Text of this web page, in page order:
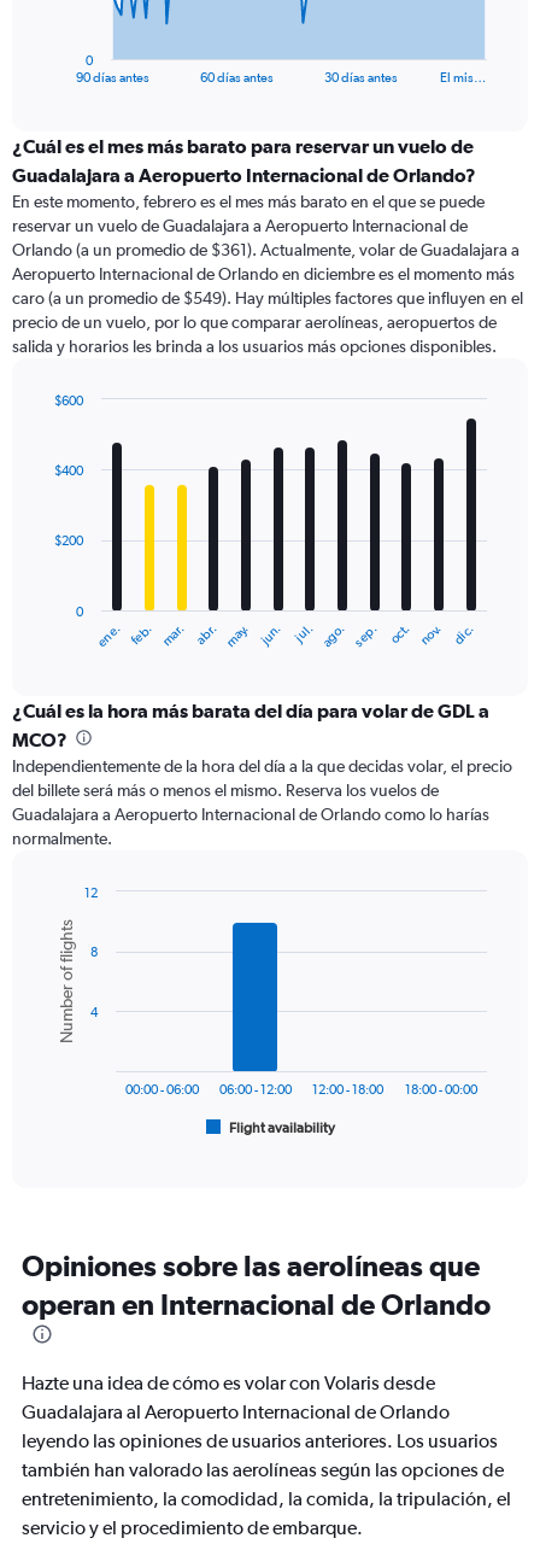
categories.
Range:
categories.
The
chart
has
1
Y
axis
values.
to
90 días antes 60 días antes 30 días antes El mis…
0
¿Cuál es el mes más barato para reservar un vuelo de
Guadalajara a Aeropuerto Internacional de Orlando?
En este momento, febrero es el mes más barato en el que se puede
reservar un vuelo de Guadalajara a Aeropuerto Internacional de
Orlando (a un promedio de $361). Actualmente, volar de Guadalajara a
Aeropuerto Internacional de Orlando en diciembre es el momento más
caro (a un promedio de $549). Hay múltiples factores que influyen en el
precio de un vuelo, por lo que comparar aerolíneas, aeropuertos de
salida y horarios les brinda a los usuarios más opciones disponibles.
with
12
The
categories.
Range:
categories.
The
chart
has
axis
displaying
values.
Range:
ene. feb. mar. abr. may. jun. jul. ago. sep. oct. nov. dic.
0
$200
$400
$600
¿Cuál es la hora más barata del día para volar de GDL a
MCO?
Independientemente de la hora del día a la que decidas volar, el precio
del billete será más o menos el mismo. Reserva los vuelos de
Guadalajara a Aeropuerto Internacional de Orlando como lo harías
normalmente.
chart
with
bars.
The
categories.
chart
has
Y
axis
displaying
Number
of
flights.
Range:
Chart
graphic.
Number of flights
Flight availability
00:00 - 06:00 06:00 - 12:00 12:00 - 18:00 18:00 - 00:00
4
8
12
Opiniones sobre las aerolíneas que
operan en Internacional de Orlando
Hazte una idea de cómo es volar con Volaris desde
Guadalajara al Aeropuerto Internacional de Orlando
leyendo las opiniones de usuarios anteriores. Los usuarios
también han valorado las aerolíneas según las opciones de
entretenimiento, la comodidad, la comida, la tripulación, el
servicio y el procedimiento de embarque.